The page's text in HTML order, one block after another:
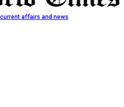
affairs and news